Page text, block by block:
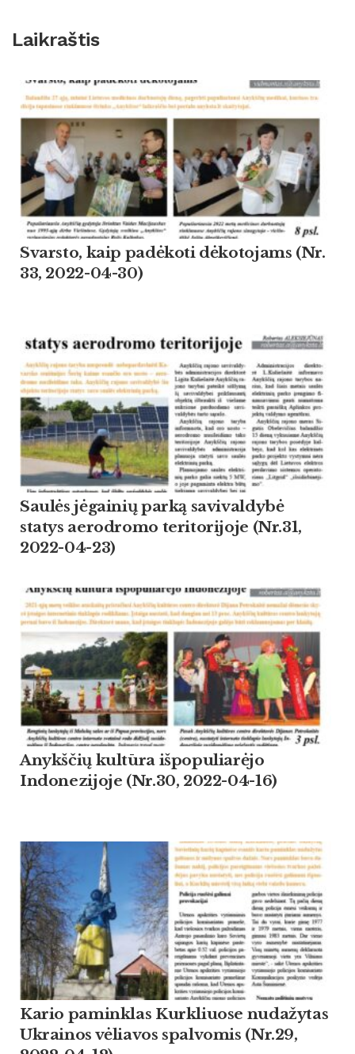
Laikraštis
Svarsto, kaip padėkoti dėkotojams (Nr.
33, 2022-04-30)
Saulės jėgainių parką savivaldybė
statys aerodromo teritorijoje (Nr.31,
2022-04-23)
Anykščių kultūra išpopuliarėjo
Indonezijoje (Nr.30, 2022-04-16)
Kario paminklas Kurkliuose nudažytas
Ukrainos vėliavos spalvomis (Nr.29,